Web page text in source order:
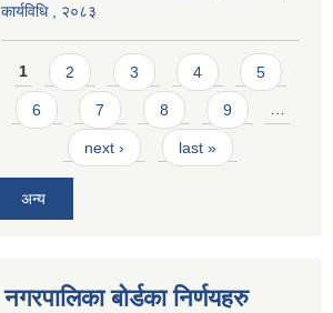
कार्यविधि , २०८३
Pages
1 2 3 4 5
6 7 8 9 …
next › last »
अन्य
नगरपालिका बोर्डका निर्णयहरु